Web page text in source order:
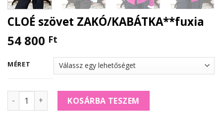
CLOÉ szövet ZAKÓ/KABÁTKA**fuxia
54 800 Ft
MÉRET
CLOÉ szövet ZAKÓ/KABÁTKA**fuxia mennyiség
KOSÁRBA TESZEM